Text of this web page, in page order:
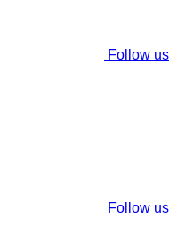
Follow us
Follow us